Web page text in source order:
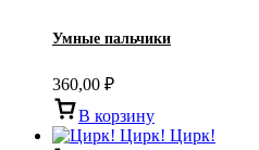
Умные пальчики
360,00 ₽
В корзину